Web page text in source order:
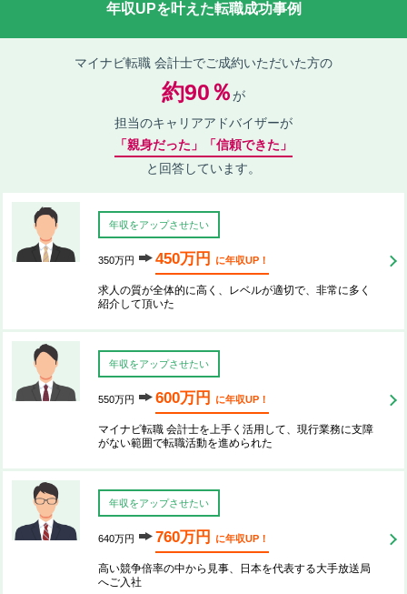
年収UPを叶えた転職成功事例
マイナビ転職 会計士でご成約いただいた方の
約90％が
担当のキャリアアドバイザーが
「親身だった」「信頼できた」
と回答しています。
年収をアップさせたい
350万円 450万円 に年収UP！
求人の質が全体的に高く、レベルが適切で、非常に多く
紹介して頂いた
年収をアップさせたい
550万円 600万円 に年収UP！
マイナビ転職 会計士を上手く活用して、現行業務に支障
がない範囲で転職活動を進められた
年収をアップさせたい
640万円 760万円 に年収UP！
高い競争倍率の中から見事、日本を代表する大手放送局
へご入社